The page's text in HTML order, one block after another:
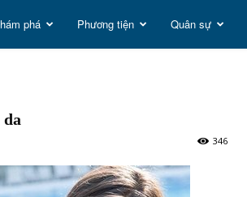
phá Phương tiện Quân sự
346